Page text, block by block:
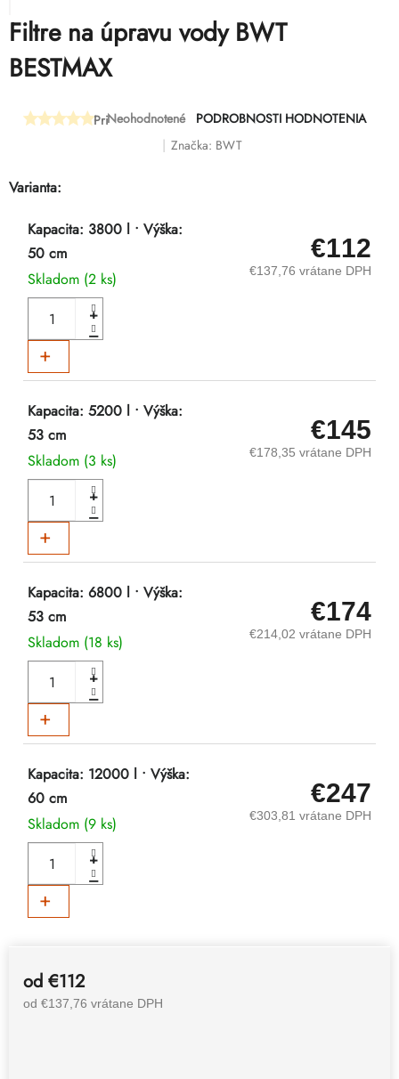
Filtre na úpravu vody BWT
BESTMAX
Priemerné
5
Neohodnotené
PODROBNOSTI HODNOTENIA
Značka: BWT
Varianta:
Kapacita: 3800 l • Výška:
50 cm
Skladom (2 ks)
€112
€137,76 vrátane DPH
Kapacita: 5200 l • Výška:
53 cm
Skladom (3 ks)
€145
€178,35 vrátane DPH
Kapacita: 6800 l • Výška:
53 cm
Skladom (18 ks)
€174
€214,02 vrátane DPH
Kapacita: 12000 l • Výška:
60 cm
Skladom (9 ks)
€247
€303,81 vrátane DPH
od €112
od €137,76 vrátane DPH